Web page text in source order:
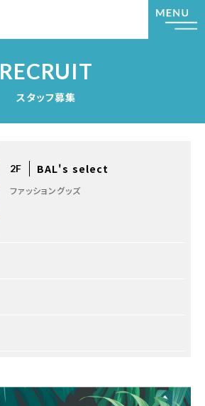
RECRUIT
スタッフ募集
2F BAL's select
ファッショングッズ